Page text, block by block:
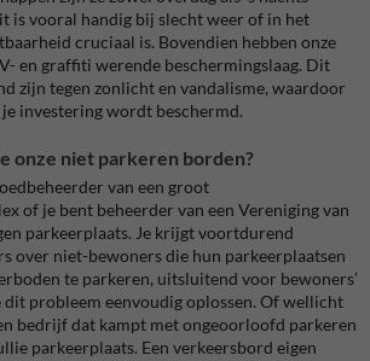
is vooral handig bij slecht weer of in het
cruciaal is. Bovendien hebben onze
en graffiti werende beschermingslaag. Dit
zijn tegen zonlicht en vandalisme, waardoor
je investering wordt beschermd.
onze niet parkeren borden?
van een groot
of je bent beheerder van een Vereniging van
parkeerplaats. Je krijgt voortdurend
over niet-bewoners die hun parkeerplaatsen
te parkeren, uitsluitend voor bewoners’
probleem eenvoudig oplossen. Of wellicht
bedrijf dat kampt met ongeoorloofd parkeren
parkeerplaats. Een verkeersbord eigen